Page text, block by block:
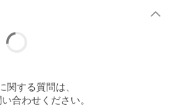
関する質問は、
合わせください。